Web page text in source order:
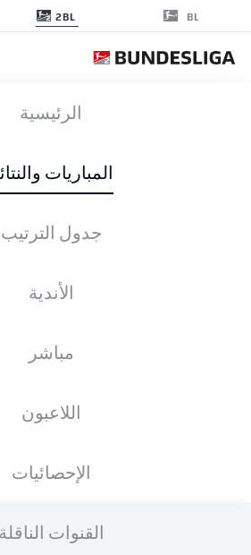
BL
2BL
الرئيسية
المباريات
جدول الترتيب
الأندية
مباشر
اللاعبون
الإحصائيات
القنوات الناقلة
الأخبار التشكيلات